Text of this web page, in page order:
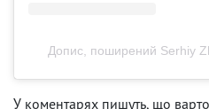
Допис, поширений Serhiy
У коментарях пишуть, що